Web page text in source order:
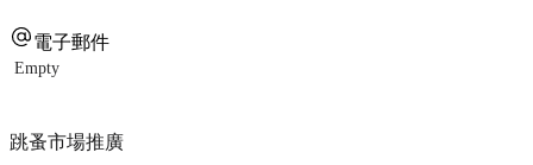
電子郵件
Empty
跳蚤市場推廣